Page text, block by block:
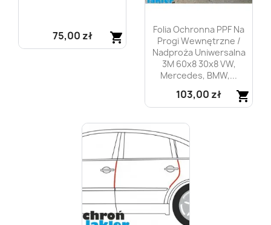
shopping_cart
75,00 zł
Folia Ochronna PPF Na
Progi Wewnętrzne /
Nadproża Uniwersalna
3M 60x8 30x8 VW,
Mercedes, BMW,...
shopping_cart
103,00 zł
